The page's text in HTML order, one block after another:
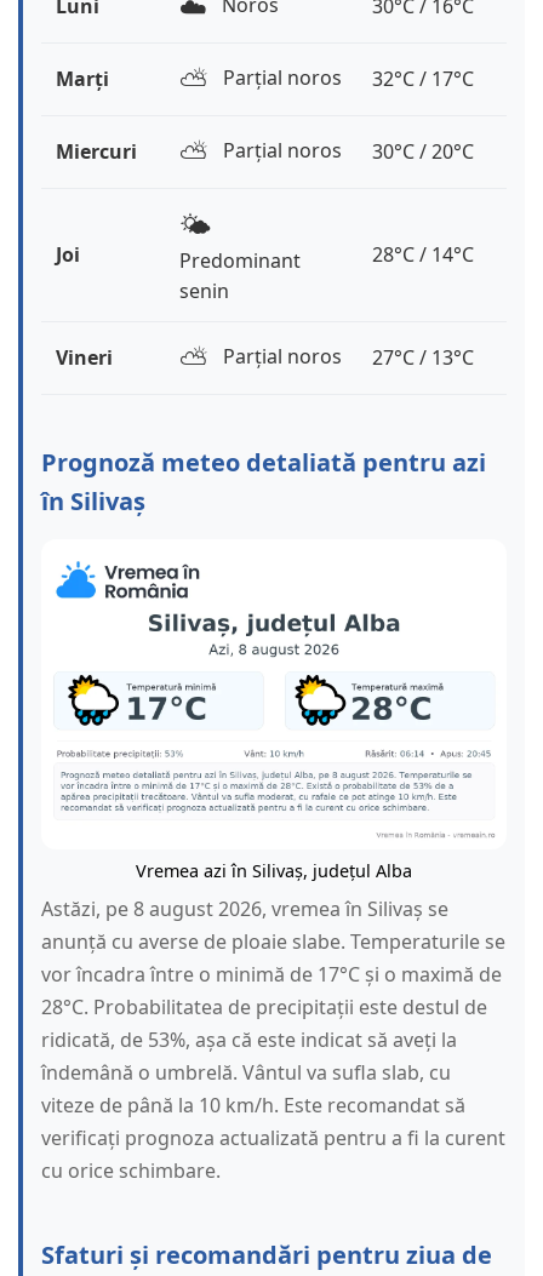
Luni 30°C / 16°C
Marți ⛅️ Parțial noros 32°C / 17°C
Miercuri ⛅️ Parțial noros 30°C / 20°C
Joi
🌤️
Predominant
senin
28°C / 14°C
Vineri ⛅️ Parțial noros 27°C / 13°C
Prognoză meteo detaliată pentru azi
în Silivaș
Vremea azi în Silivaș, județul Alba
Astăzi, pe 8 august 2026, vremea în Silivaș se
anunță cu averse de ploaie slabe. Temperaturile se
vor încadra între o minimă de 17°C și o maximă de
28°C. Probabilitatea de precipitații este destul de
ridicată, de 53%, așa că este indicat să aveți la
îndemână o umbrelă. Vântul va sufla slab, cu
viteze de până la 10 km/h. Este recomandat să
verificați prognoza actualizată pentru a fi la curent
cu orice schimbare.
Sfaturi și recomandări pentru ziua de